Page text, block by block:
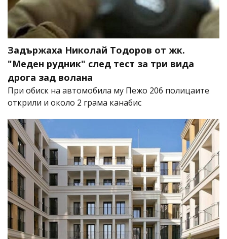
Задържаха Николай Тодоров от жк.
"Меден рудник" след тест за три вида
дрога зад волана
При обиск на автомобила му Пежо 206 полицаите
открили и около 2 грама канабис